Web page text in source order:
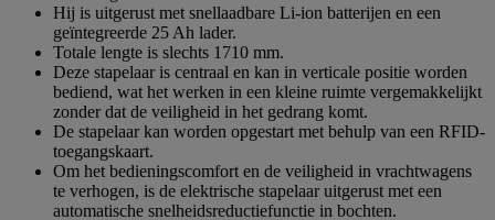
Hij is uitgerust met snellaadbare Li-ion batterijen en een
geïntegreerde 25 Ah lader.
Totale lengte is slechts 1710 mm.
Deze stapelaar is centraal en kan in verticale positie worden
bediend, wat het werken in een kleine ruimte vergemakkelijkt
zonder dat de veiligheid in het gedrang komt.
De stapelaar kan worden opgestart met behulp van een RFID-
toegangskaart.
Om het bedieningscomfort en de veiligheid in vrachtwagens
te verhogen, is de elektrische stapelaar uitgerust met een
automatische snelheidsreductiefunctie in bochten.